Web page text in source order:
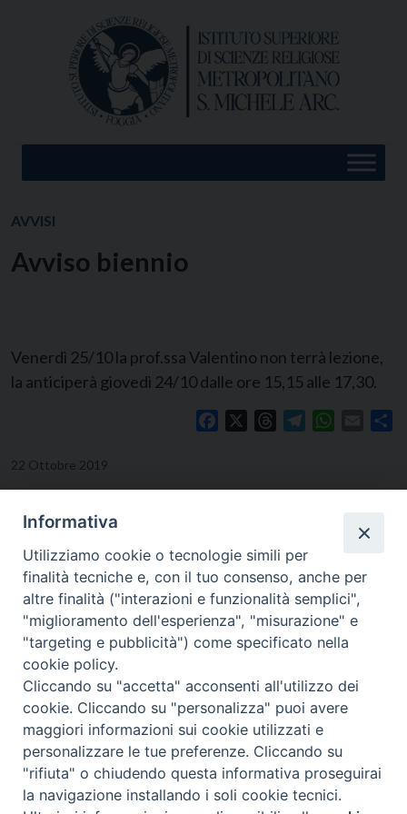
AVVISI
Avviso biennio
Venerdì 25/10 la prof.ssa Valentino non terrà lezione,
la anticiperà giovedì 24/10 dalle ore 15,15 alle 17,30.
Facebook ThreadsTelegramWhatsApp
Email
22 Ottobre 2019
Viale Cristoforo Colombo, 101 - 71121 FOGGIA
Tel. e Fax 0881-727469
E-mail:segreteria@issr.foggia.it
Copyright © Istituto Superiore di Scienze Religiose Metropolitano “San
Informativa
Utilizziamo cookie o tecnologie simili per
finalità tecniche e, con il tuo consenso, anche per
altre finalità ("interazioni e funzionalità semplici",
"miglioramento dell'esperienza", "misurazione" e
"targeting e pubblicità") come specificato nella
cookie policy.
Cliccando su "accetta" acconsenti all'utilizzo dei
cookie. Cliccando su "personalizza" puoi avere
maggiori informazioni sui cookie utilizzati e
personalizzare le tue preferenze. Cliccando su
"rifiuta" o chiudendo questa informativa proseguirai
la navigazione installando i soli cookie tecnici.